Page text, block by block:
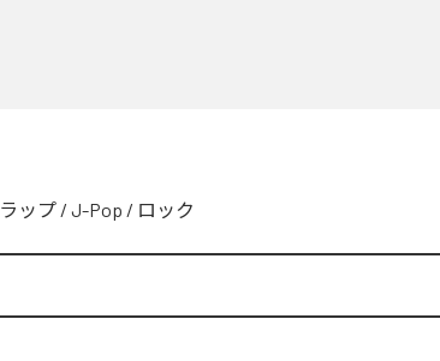
ップ / J-Pop / ロック